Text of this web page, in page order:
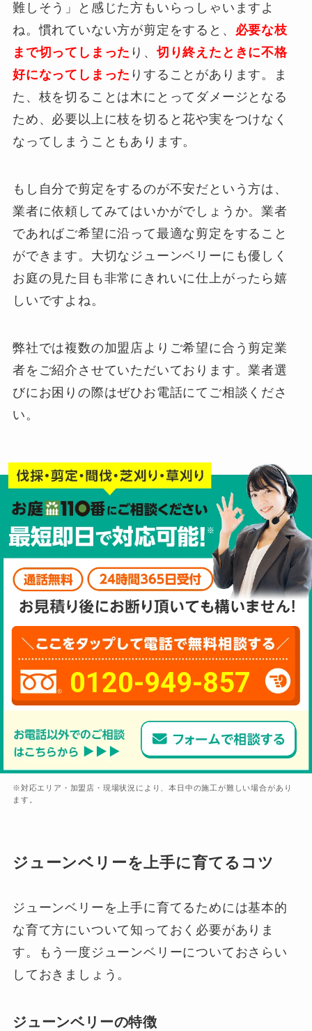
難しそう」と感じた方もいらっしゃいますよ
ね。慣れていない方が剪定をすると、 必要な枝
まで切ってしまった り、 切り終えたときに不格
好になってしまった りすることがあります。ま
た、枝を切ることは木にとってダメージとなる
ため、必要以上に枝を切ると花や実をつけなく
なってしまうこともあります。
もし自分で剪定をするのが不安だという方は、
業者に依頼してみてはいかがでしょうか。業者
であればご希望に沿って最適な剪定をすること
ができます。大切なジューンベリーにも優しく
お庭の見た目も非常にきれいに仕上がったら嬉
しいですよね。
弊社では複数の加盟店よりご希望に合う剪定業
者をご紹介させていただいております。業者選
びにお困りの際はぜひお電話にてご相談くださ
い。
0120-949-857
※対応エリア・加盟店・現場状況により、本日中の施工が難しい場合があり
ます。
ジューンベリーを上手に育てるコツ
ジューンベリーを上手に育てるためには基本的
な育て方にいついて知っておく必要がありま
す。もう一度ジューンベリーについておさらい
しておきましょう。
ジューンベリーの特徴